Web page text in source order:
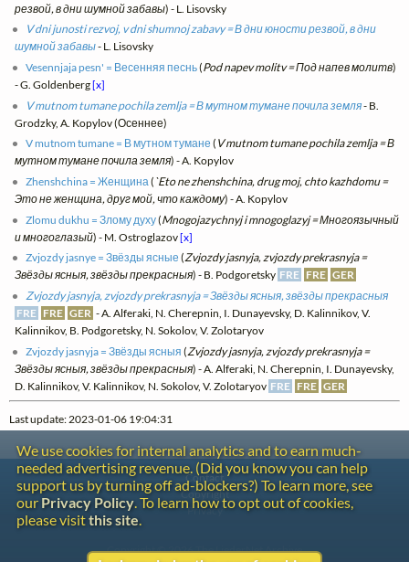
резвой, в дни шумной забавы) - L. Lisovsky
V dni junosti rezvoj, v dni shumnoj zabavy = В дни юности резвой, в дни
шумной забавы- L. Lisovsky
Vesennjaja pesn' = Весенняя песнь(Pod napev molitv = Под напев молитв)
- G. Goldenberg[x]
V mutnom tumane pochila zemlja = В мутном тумане почила земля- B.
Grodzky, A. Kopylov (Осеннее)
V mutnom tumane = В мутном тумане ( V mutnom tumane pochila zemlja = В
мутном тумане почила земля) - A. Kopylov
Zhenshchina = Женщина ( `Eto ne zhenshchina, drug moj, chto kazhdomu =
Это не женщина, друг мой, что каждому) - A. Kopylov
Zlomu dukhu = Злому духу(Mnogojazychnyj i mnogoglazyj = Многоязычный
и многоглазый) - M. Ostroglazov[x]
Zvjozdy jasnye = Звёзды ясные (Zvjozdy jasnyja, zvjozdy prekrasnyja =
Звёзды ясныя, звёзды прекрасныя) - B. Podgoretsky FRE FRE GER
Zvjozdy jasnyja, zvjozdy prekrasnyja = Звёзды ясныя, звёзды прекрасныя
FRE FRE GER - A. Alferaki, N. Cherepnin, I. Dunayevsky, D. Kalinnikov, V.
Kalinnikov, B. Podgoretsky, N. Sokolov, V. Zolotaryov
Zvjozdy jasnyja = Звёзды ясныя (Zvjozdy jasnyja, zvjozdy prekrasnyja =
Звёзды ясныя, звёзды прекрасныя) - A. Alferaki, N. Cherepnin, I. Dunayevsky,
D. Kalinnikov, V. Kalinnikov, N. Sokolov, V. Zolotaryov FRE FRE GER
Last update: 2023-01-06 19:04:31
We use cookies for internal analytics and to earn much-
needed advertising revenue. (Did you know you can help
support us by turning off ad-blockers?) To learn more, see
our Privacy Policy. To learn how to opt out of cookies,
please visitthis site.
Contact
Copyright
Privacy
Copyright © 2026 The LiederNet Archive